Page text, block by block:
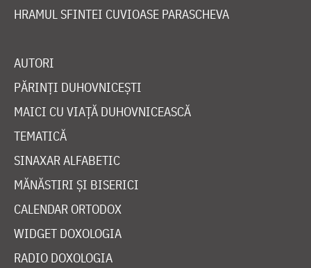
HRAMUL SFINTEI CUVIOASE PARASCHEVA
AUTORI
PĂRINȚI DUHOVNICEȘTI
MAICI CU VIAȚĂ DUHOVNICEASCĂ
TEMATICĂ
SINAXAR ALFABETIC
MĂNĂSTIRI ȘI BISERICI
CALENDAR ORTODOX
WIDGET DOXOLOGIA
RADIO DOXOLOGIA